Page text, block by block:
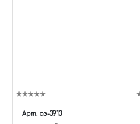
Арт. аэ-3913